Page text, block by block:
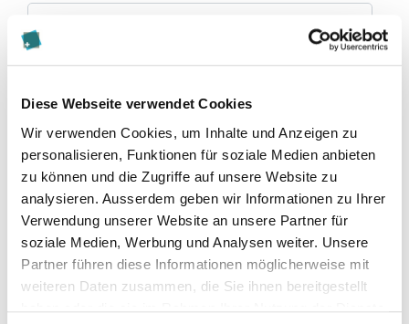
Diese Webseite verwendet Cookies
Wir verwenden Cookies, um Inhalte und Anzeigen zu
personalisieren, Funktionen für soziale Medien anbieten
zu können und die Zugriffe auf unsere Website zu
analysieren. Ausserdem geben wir Informationen zu Ihrer
Verwendung unserer Website an unsere Partner für
soziale Medien, Werbung und Analysen weiter. Unsere
Partner führen diese Informationen möglicherweise mit
weiteren Daten zusammen, die Sie ihnen bereitgestellt
Bemerkung
Beilagen für Zulassung
Die Anmeldung ist elektronisch oder per Post
möglich.
Elektronisch: Bitte füllen Sie alle Formularfelder aus
und laden Sie das Datenblatt (bei MAS, DAS und CAS
Anmeldungen) und die benötigten Beilagen hoch.
Nach der elektronischen Anmeldung erhalten Sie